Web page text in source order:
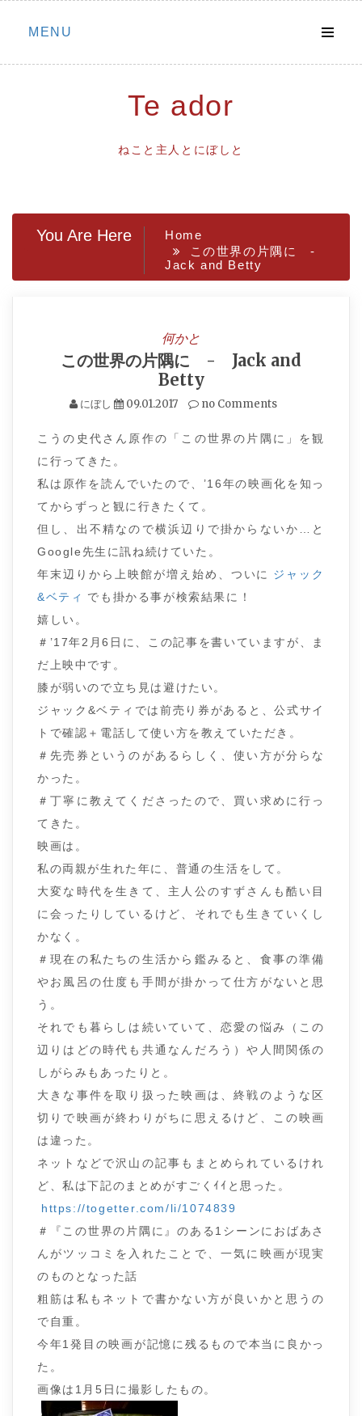
Skip
MENU
Te ador
ねこと主人とにぼしと
You Are Here
Home
この世界の片隅に -
Jack and Betty
何かと
この世界の片隅に - Jack and
Betty
にぼし 09.01.2017 no Comments
こうの史代さん原作の「この世界の片隅に」を観
に行ってきた。
私は原作を読んでいたので、’16年の映画化を知っ
てからずっと観に行きたくて。
但し、出不精なので横浜辺りで掛からないか…と
Google先生に訊ね続けていた。
年末辺りから上映館が増え始め、ついに
ジャック
&ベティ
でも掛かる事が検索結果に！
嬉しい。
＃’17年2月6日に、この記事を書いていますが、ま
だ上映中です。
膝が弱いので立ち見は避けたい。
ジャック&ベティでは前売り券があると、公式サイ
トで確認＋電話して使い方を教えていただき。
＃先売券というのがあるらしく、使い方が分らな
かった。
＃丁寧に教えてくださったので、買い求めに行っ
てきた。
映画は。
私の両親が生れた年に、普通の生活をして。
大変な時代を生きて、主人公のすずさんも酷い目
に会ったりしているけど、それでも生きていくし
かなく。
＃現在の私たちの生活から鑑みると、食事の準備
やお風呂の仕度も手間が掛かって仕方がないと思
う。
それでも暮らしは続いていて、恋愛の悩み（この
辺りはどの時代も共通なんだろう）や人間関係の
しがらみもあったりと。
大きな事件を取り扱った映画は、終戦のような区
切りで映画が終わりがちに思えるけど、この映画
は違った。
ネットなどで沢山の記事もまとめられているけれ
ど、私は下記のまとめがすごくｲｲと思った。
https://togetter.com/li/1074839
＃『この世界の片隅に』のある1シーンにおばあさ
んがツッコミを入れたことで、一気に映画が現実
のものとなった話
粗筋は私もネットで書かない方が良いかと思うの
で自重。
今年1発目の映画が記憶に残るもので本当に良かっ
た。
画像は1月5日に撮影したもの。